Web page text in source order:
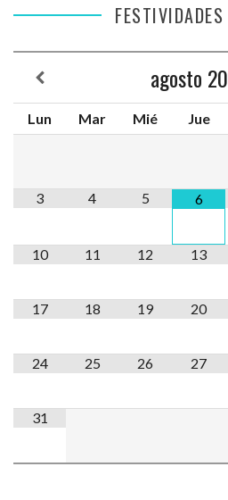
agosto
Lun Mar Mié Jue
3 4 5 6
10 11 12 13
17 18 19 20
24 25 26 27
31